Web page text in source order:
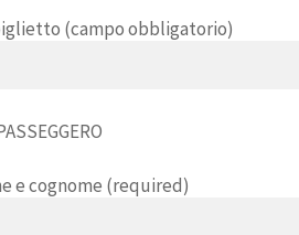
(campo obbligatorio)
e cognome (required)